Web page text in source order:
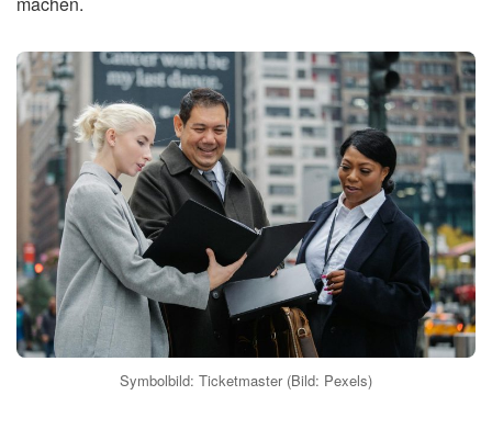
Symbolbild: Ticketmaster (Bild: Pexels)